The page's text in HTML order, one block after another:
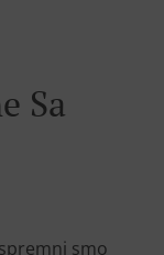
Sa
smo